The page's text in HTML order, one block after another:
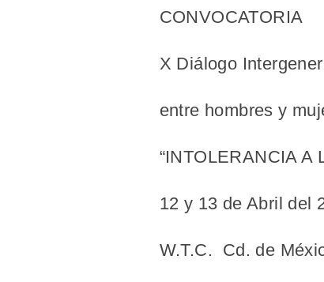
CONVOCATORIA
X Diálogo
entre hombres y
“INTOLERANCIA A
12 y 13 de Abril del
W.T.C. Cd. de